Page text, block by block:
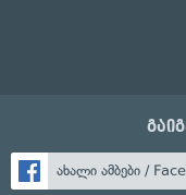
ახალი ამბები /